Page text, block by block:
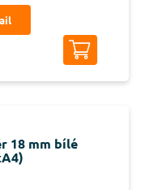
18 mm bílé